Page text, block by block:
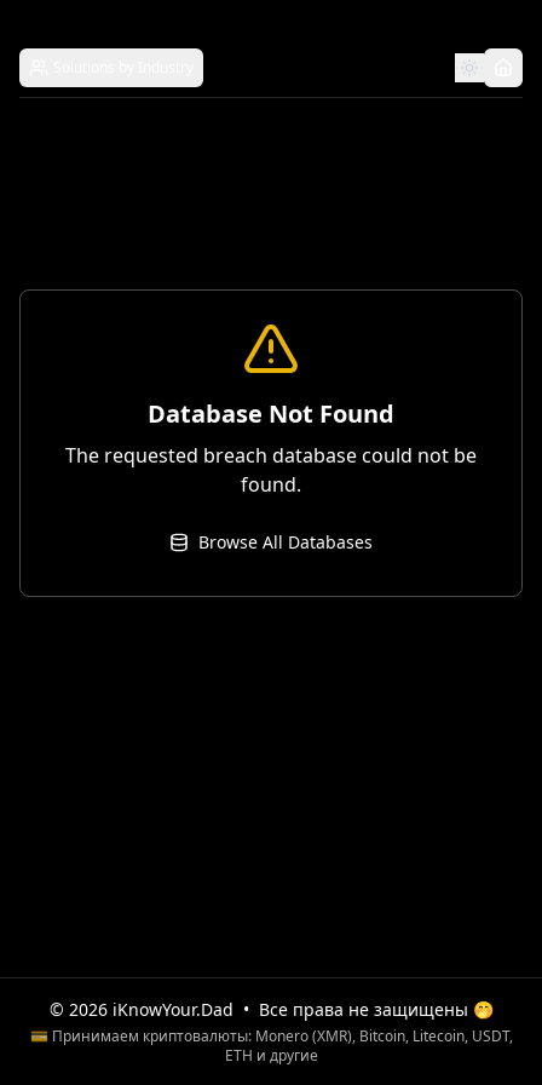
Database Not Found
The requested breach database could not be
found.
Browse All Databases
© 2026 iKnowYour.Dad • Все права не защищены 🤭
💳 Принимаем криптовалюты: Monero (XMR), Bitcoin, Litecoin, USDT,
ETH и другие